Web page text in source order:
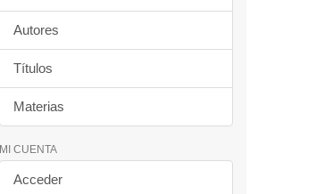
Autores
Títulos
Materias
MI CUENTA
Acceder